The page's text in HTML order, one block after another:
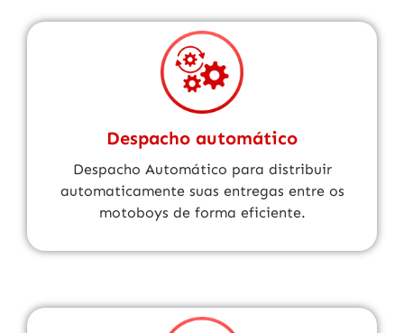
Despacho automático
Despacho Automático para distribuir
automaticamente suas entregas entre os
motoboys de forma eficiente.